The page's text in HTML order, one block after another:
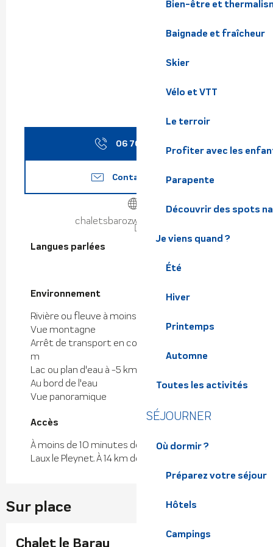
Bien-être et
Baignade et fraîcheur
Skier
Vélo et VTT
Le terroir
Profiter avec les
Parapente
Découvrir des spots
Je viens quand ?
Été
Hiver
Printemps
Automne
Toutes les activités
SÉJOURNER
Où dormir ?
Préparez votre séjour
Hôtels
Campings
06 70 70 51
Contactez-nous
chaletsbaroz.wordpress.com
Langues parlées
Langues parlées
Environnement
Environnement
Rivière ou fleuve à moins de 300 m
Vue montagne
Arrêt de transport en commun à moins de 500
m
Lac ou plan d'eau à -5 km
Au bord de l'eau
Vue panoramique
Accès
Accès
À moins de 10 minutes de la station de ski des 7
Laux le Pleynet. À 14 km des thermes d'Allevard.
Sur place
Chalet le Barau